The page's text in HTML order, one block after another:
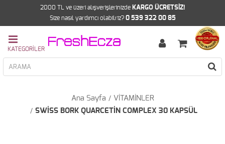
2000 TL ve üzeri alışverişlerinizde KARGO ÜCRETSİZ!
Size nasıl yardımcı olabilriz? 0 539 322 00 85
Ana Sayfa
VİTAMİNLER
SWİSS BORK QUARCETİN COMPLEX 30 KAPSÜL